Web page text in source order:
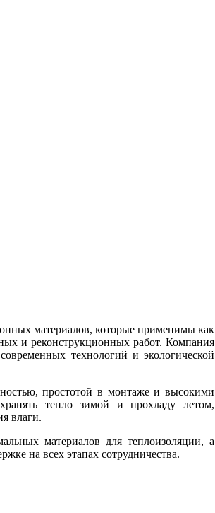
материалов, которые применимы как
и реконструкционных работ. Компания
технологий и экологической
простотой в монтаже и высокими
тепло зимой и прохладу летом,
влаги.
материалов для теплоизоляции, а
на всех этапах сотрудничества.